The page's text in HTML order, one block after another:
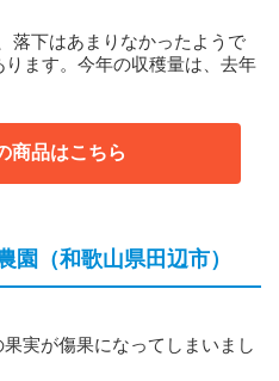
落下はあまりなかったようで
ます。今年の収穫量は、去年
商品はこちら
園（和歌山県田辺市）
実が傷果になってしまいまし